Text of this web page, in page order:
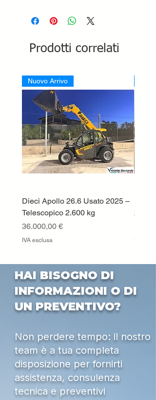
Prodotti correlati
Nuovo Arrivo
Dieci Apollo 26.6 Usato 2025 –
Telescopico 2.600 kg
Prezzo
36.000,00 €
IVA esclusa
2019
Prezzo
HAI BISOGNO DI
INFORMAZIONI O DI
UN PREVENTIVO?
Non perdere tempo: il nostro
team è a tua completa
disposizione per fornirti
assistenza, consulenza
tecnica e preventivi